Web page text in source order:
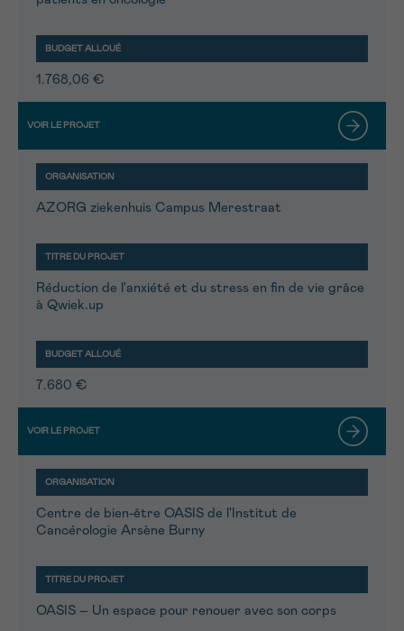
1.768,06 €
AZORG ziekenhuis Campus Merestraat
Réduction de l'anxiété et du stress en fin de vie grâce
à Qwiek.up
7.680 €
Centre de bien-être OASIS de l'Institut de
Cancérologie Arsène Burny
OASIS – Un espace pour renouer avec son corps